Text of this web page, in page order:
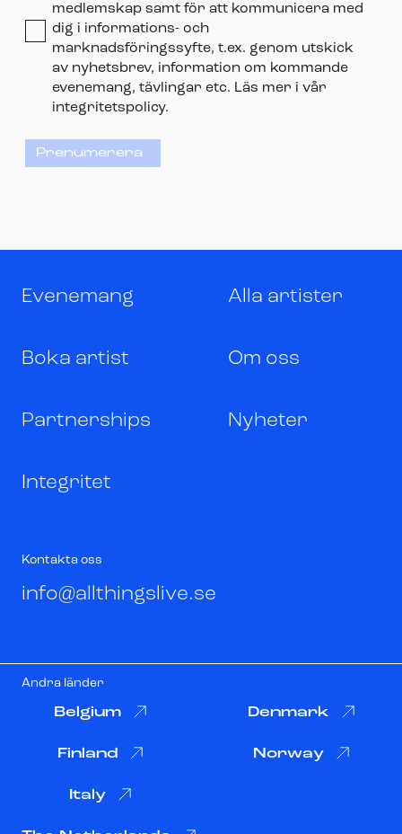
medlemskap samt för att kommunicera med
dig i informations- och
marknadsföringssyfte, t.ex. genom utskick
av nyhetsbrev, information om kommande
evenemang, tävlingar etc. Läs mer i vår
integritetspolicy.
Prenumerera
Evenemang Alla artister
Boka artist Om oss
Partnerships Nyheter
Integritet
Kontakta oss
info@allthingslive.se
Andra länder
Belgium Denmark
Finland Norway
Italy